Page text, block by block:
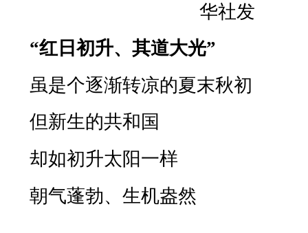
华社发
“红日初升、其道大光”
虽是个逐渐转凉的夏末秋初
但新生的共和国
却如初升太阳一样
朝气蓬勃、生机盎然